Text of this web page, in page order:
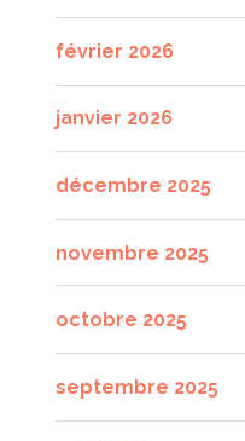
février 2026
janvier 2026
décembre 2025
novembre 2025
octobre 2025
septembre 2025